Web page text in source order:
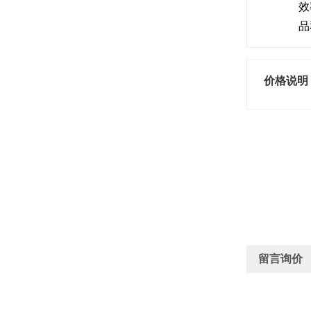
价格说明
留言询价